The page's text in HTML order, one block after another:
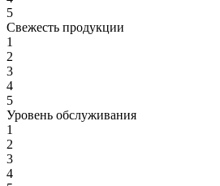
5
Свежесть продукции
1
2
3
4
5
Уровень обслуживания
1
2
3
4